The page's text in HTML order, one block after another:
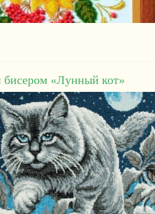
«Лунный кот»